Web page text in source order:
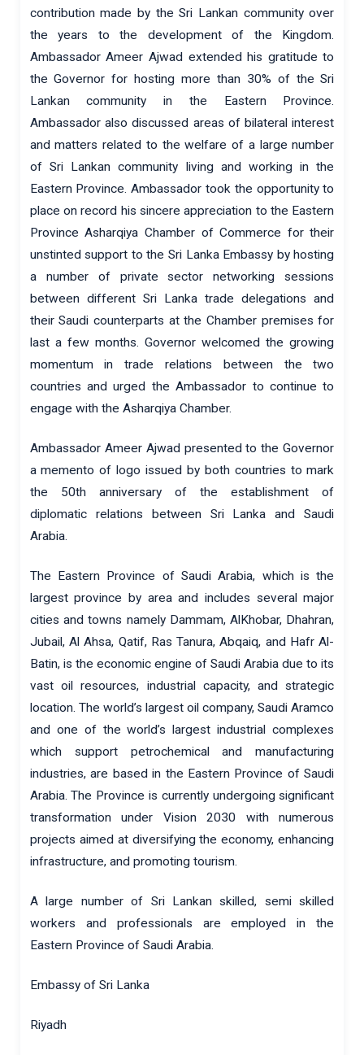
contribution made by the Sri Lankan community over
the years to the development of the Kingdom.
Ambassador Ameer Ajwad extended his gratitude to
the Governor for hosting more than 30% of the Sri
Lankan community in the Eastern Province.
Ambassador also discussed areas of bilateral interest
and matters related to the welfare of a large number
of Sri Lankan community living and working in the
Eastern Province. Ambassador took the opportunity to
place on record his sincere appreciation to the Eastern
Province Asharqiya Chamber of Commerce for their
unstinted support to the Sri Lanka Embassy by hosting
a number of private sector networking sessions
between different Sri Lanka trade delegations and
their Saudi counterparts at the Chamber premises for
last a few months. Governor welcomed the growing
momentum in trade relations between the two
countries and urged the Ambassador to continue to
engage with the Asharqiya Chamber.
Ambassador Ameer Ajwad presented to the Governor
a memento of logo issued by both countries to mark
the 50th anniversary of the establishment of
diplomatic relations between Sri Lanka and Saudi
Arabia.
The Eastern Province of Saudi Arabia, which is the
largest province by area and includes several major
cities and towns namely Dammam, AlKhobar, Dhahran,
Jubail, Al Ahsa, Qatif, Ras Tanura, Abqaiq, and Hafr Al-
Batin, is the economic engine of Saudi Arabia due to its
vast oil resources, industrial capacity, and strategic
location. The world’s largest oil company, Saudi Aramco
and one of the world’s largest industrial complexes
which support petrochemical and manufacturing
industries, are based in the Eastern Province of Saudi
Arabia. The Province is currently undergoing significant
transformation under Vision 2030 with numerous
projects aimed at diversifying the economy, enhancing
infrastructure, and promoting tourism.
A large number of Sri Lankan skilled, semi skilled
workers and professionals are employed in the
Eastern Province of Saudi Arabia.
Embassy of Sri Lanka
Riyadh